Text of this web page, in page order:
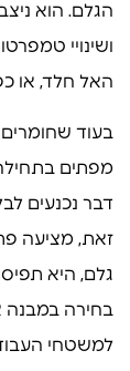
הגלם. הוא
ושינויי
האל חלד, או
בעוד שחומרים
מפתים
דבר נכנעים
זאת, מציעה
גלם, היא
בחירה במבנה
למשטחי